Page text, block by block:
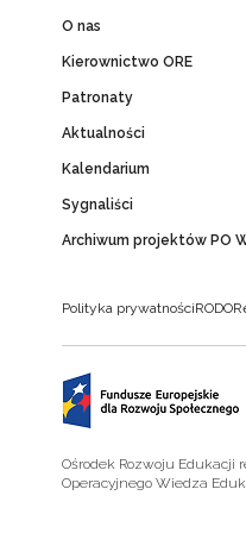
O nas
Kierownictwo ORE
Patronaty
Aktualności
Kalendarium
Sygnaliści
Archiwum projektów PO
Polityka prywatnościRODO
Ośrodek Rozwoju
Operacyjnego Wiedza